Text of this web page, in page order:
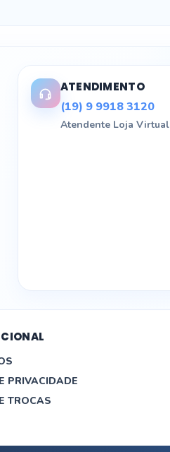
ATENDIMENTO
(19) 9 9918 3120
Atendente Loja Virtual
PRIVACIDADE
TROCAS